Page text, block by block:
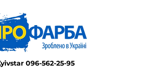
096-562-25-95